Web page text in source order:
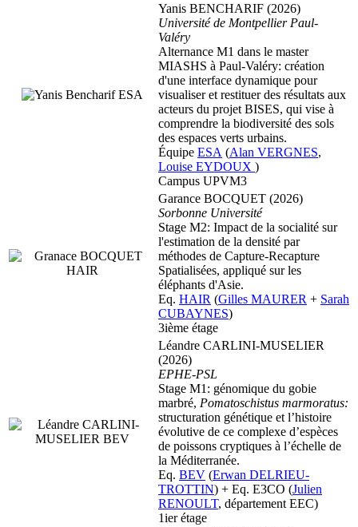
Yanis BENCHARIF (2026)
Université de Montpellier Paul-
Valéry
Alternance M1 dans le master
MIASHS à Paul-Valéry: création
d'une interface dynamique pour
visualiser et restituer des résultats aux
acteurs du projet BISES, qui vise à
comprendre la biodiversité des sols
des espaces verts urbains.
Équipe ESA (Alan VERGNES,
Louise EYDOUX )
Campus UPVM3
Garance BOCQUET (2026)
Sorbonne Université
Stage M2: Impact de la socialité sur
l'estimation de la densité par
méthodes de Capture-Recapture
Spatialisées, appliqué sur les
éléphants d'Asie.
Eq. HAIR (Gilles MAURER + Sarah
CUBAYNES)
3ième étage
Léandre CARLINI-MUSELIER
(2026)
EPHE-PSL
Stage M1: génomique du gobie
marbré, Pomatoschistus marmoratus:
structuration génétique et l’histoire
évolutive de ce complexe d’espèces
de poissons cryptiques à l’échelle de
la Méditerranée.
Eq. BEV (Erwan DELRIEU-
TROTTIN) + Eq. E3CO (Julien
RENOULT, département EEC)
1ier étage